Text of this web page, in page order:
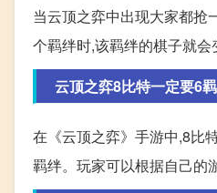
当云顶之弈中出现大家都抢
个羁绊时,该羁绊的棋子就会
云顶之弈8比特一定要6
在《云顶之弈》手游中,8比
羁绊。玩家可以根据自己的